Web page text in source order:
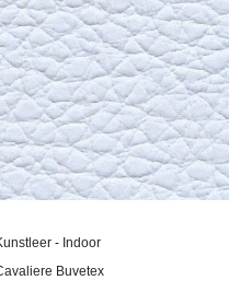
- Indoor
Buvetex